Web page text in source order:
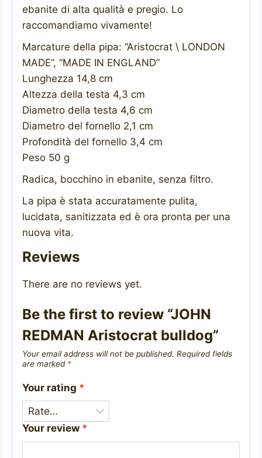
ebanite di alta qualità e pregio. Lo
raccomandiamo vivamente!
Marcature della pipa: “Aristocrat \ LONDON
MADE”, “MADE IN ENGLAND”
Lunghezza 14,8 cm
Altezza della testa 4,3 cm
Diametro della testa 4,6 cm
Diametro del fornello 2,1 cm
Profondità del fornello 3,4 cm
Peso 50 g
Radica, bocchino in ebanite, senza filtro.
La pipa è stata accuratamente pulita,
lucidata, sanitizzata ed è ora pronta per una
nuova vita.
Reviews
There are no reviews yet.
Be the first to review “JOHN
REDMAN Aristocrat bulldog”
Your email address will not be published. Required fields
are marked *
Your rating *
Your review *